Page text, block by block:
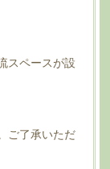
スペースが設
ご了承いただ